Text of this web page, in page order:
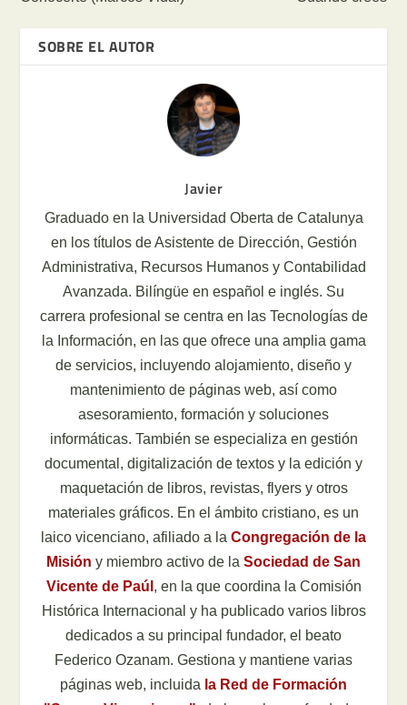
SOBRE EL AUTOR
Javier
Graduado en la Universidad Oberta de Catalunya
en los títulos de Asistente de Dirección, Gestión
Administrativa, Recursos Humanos y Contabilidad
Avanzada. Bilíngüe en español e inglés. Su
carrera profesional se centra en las Tecnologías de
la Información, en las que ofrece una amplia gama
de servicios, incluyendo alojamiento, diseño y
mantenimiento de páginas web, así como
asesoramiento, formación y soluciones
informáticas. También se especializa en gestión
documental, digitalización de textos y la edición y
maquetación de libros, revistas, flyers y otros
materiales gráficos. En el ámbito cristiano, es un
laico vicenciano, afiliado a la Congregación de la
Misión y miembro activo de la Sociedad de San
Vicente de Paúl , en la que coordina la Comisión
Histórica Internacional y ha publicado varios libros
dedicados a su principal fundador, el beato
Federico Ozanam. Gestiona y mantiene varias
páginas web, incluida la Red de Formación